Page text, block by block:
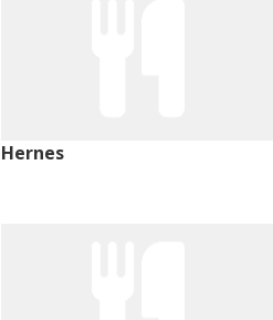
Hernes